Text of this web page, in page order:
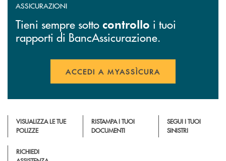
ASSICURAZIONI
Tieni sempre sotto controllo i tuoi
rapporti di BancAssicurazione.
ACCEDI A MYASSÌCURA
VISUALIZZA LE TUE
POLIZZE
RISTAMPA I TUOI
DOCUMENTI
SEGUI I TUOI
SINISTRI
RICHIEDI